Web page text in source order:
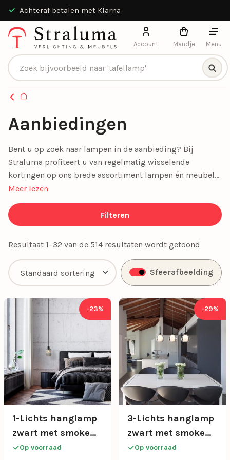
Achteraf betalen met Klarna
Producten zoeken
Account Mandje Menu
Aanbiedingen
Bent u op zoek naar lampen in de aanbieding? Bij
Straluma profiteert u van regelmatig wisselende
kortingen op ons brede assortiment lampen én meubels.
Van sfeervolle plafondlampen en spots tot stijlvolle
aanbiedingen maken stijlvol wonen betaalbaar. Mis geen
enkele deal en geef uw interieur een prachtige upgrade
Meer lezen
Filteren
Resultaat 1–32 van de 514 resultaten wordt getoond
Sfeerafbeelding
-23%
1-Lichts hanglamp
zwart met smoke
glazen cilinder
Op voorraad
-29%
3-Lichts hanglamp
zwart met smoke
glazen kappen
Op voorraad